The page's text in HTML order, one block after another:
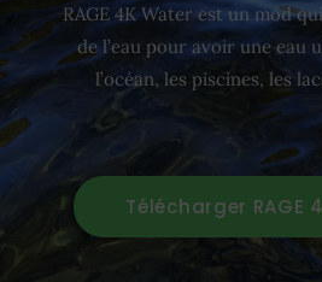
RAGE 4K Water est un mod
de l’eau pour avoir une eau
l’océan, les piscines, les
Télécharger RAGE